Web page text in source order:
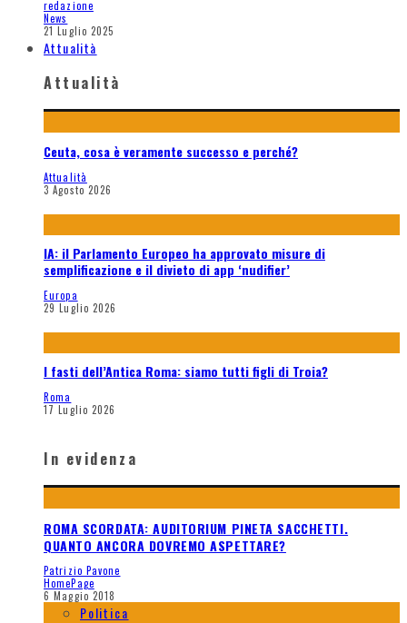
redazione
News
21 Luglio 2025
Attualità
Attualità
Ceuta, cosa è veramente successo e perché?
Attualità
3 Agosto 2026
IA: il Parlamento Europeo ha approvato misure di
semplificazione e il divieto di app ‘nudifier’
Europa
29 Luglio 2026
I fasti dell’Antica Roma: siamo tutti figli di Troia?
Roma
17 Luglio 2026
In evidenza
ROMA SCORDATA: AUDITORIUM PINETA SACCHETTI.
QUANTO ANCORA DOVREMO ASPETTARE?
Patrizio Pavone
HomePage
6 Maggio 2018
Politica